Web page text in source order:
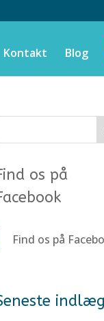
Kontakt Blog
os på
Find os på
indlæg